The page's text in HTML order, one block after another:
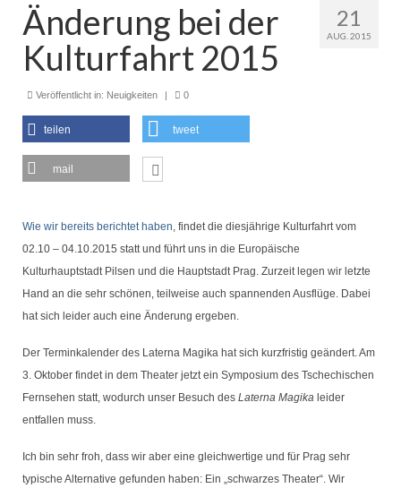
Veranstaltungen
Jahresprogramm
Brotbacken
Kulturfahrten
Bilder und Berichte
Unser Verein
Heimat der BVO
Chronik Vorstand und Ausschuss
Unser Ort
21
AUG. 2015
Änderung bei der
Kulturfahrt 2015
Veröffentlicht in: Neuigkeiten 0
teilen tweet
mail
Wie wir bereits berichtet haben, findet die diesjährige Kulturfahrt vom
02.10 – 04.10.2015 statt und führt uns in die Europäische
Kulturhauptstadt Pilsen und die Hauptstadt Prag. Zurzeit legen wir letzte
Hand an die sehr schönen, teilweise auch spannenden Ausflüge. Dabei
hat sich leider auch eine Änderung ergeben.
Der Terminkalender des Laterna Magika hat sich kurzfristig geändert. Am
3. Oktober findet in dem Theater jetzt ein Symposium des Tschechischen
Fernsehen statt, wodurch unser Besuch des Laterna Magika leider
entfallen muss.
Ich bin sehr froh, dass wir aber eine gleichwertige und für Prag sehr
typische Alternative gefunden haben: Ein „schwarzes Theater“. Wir